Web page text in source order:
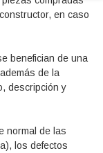
en caso
benefician de una
de la
descripción y
normal de las
los defectos